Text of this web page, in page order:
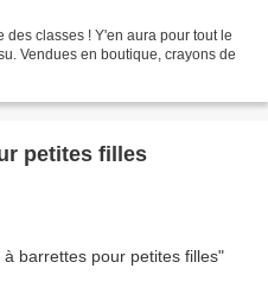
des classes ! Y'en aura pour tout le
Vendues en boutique, crayons de
petites filles